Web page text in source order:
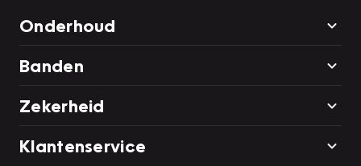
Onderhoud
Banden
Zekerheid
Klantenservice